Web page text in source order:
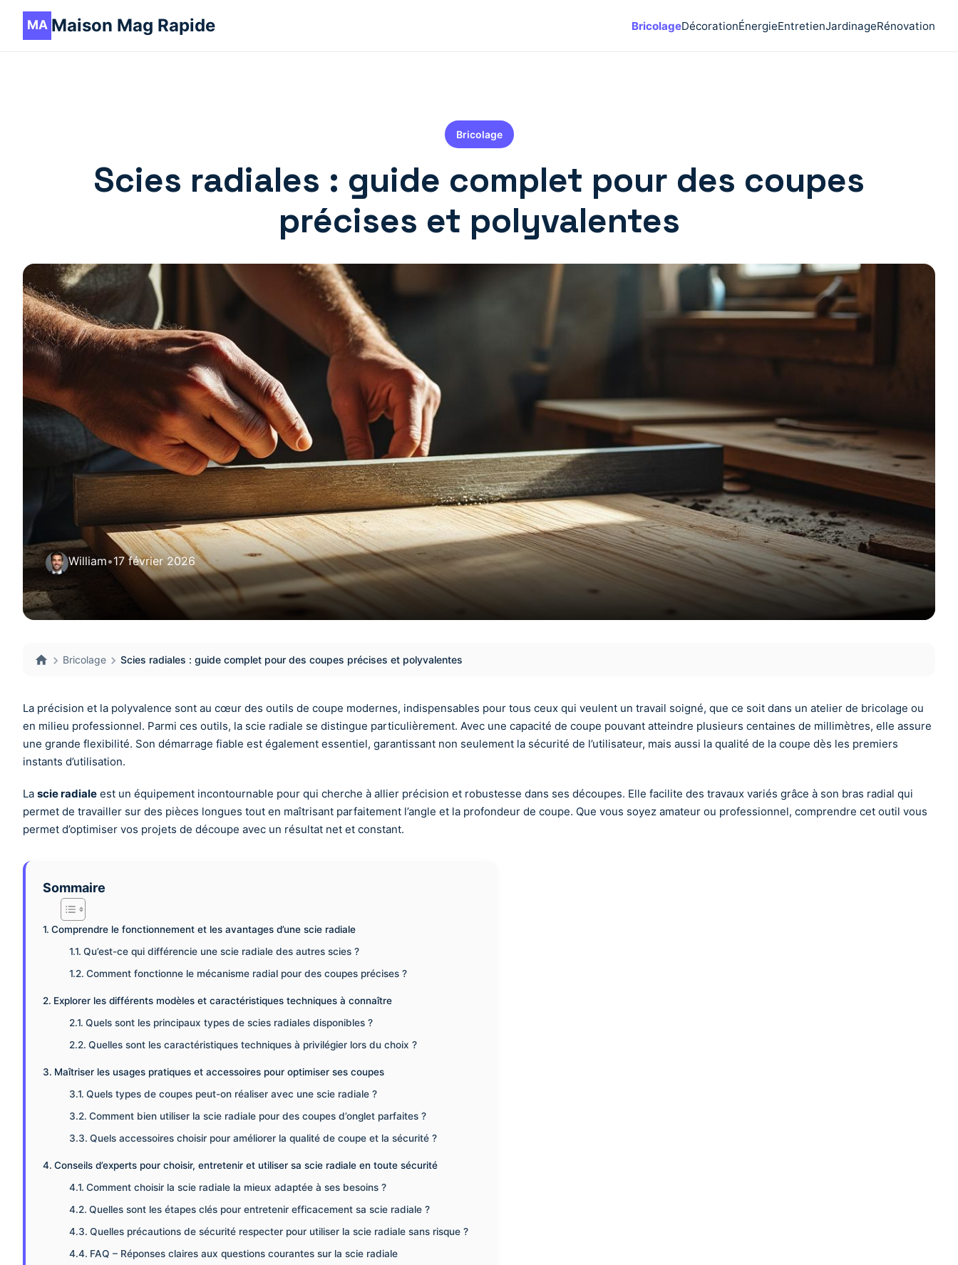
Maison Mag Rapide BricolageDécorationÉnergieEntretienJardinageRénovation
Bricolage
Scies radiales : guide complet pour des coupes
précises et polyvalentes
William•17 février 2026
Bricolage Scies radiales : guide complet pour des coupes précises et polyvalentes
La précision et la polyvalence sont au cœur des outils de coupe modernes, indispensables pour tous ceux qui veulent un travail soigné, que ce soit dans un atelier de bricolage ou
en milieu professionnel. Parmi ces outils, la scie radiale se distingue particulièrement. Avec une capacité de coupe pouvant atteindre plusieurs centaines de millimètres, elle assure
une grande flexibilité. Son démarrage fiable est également essentiel, garantissant non seulement la sécurité de l’utilisateur, mais aussi la qualité de la coupe dès les premiers
instants d’utilisation.
La scie radiale est un équipement incontournable pour qui cherche à allier précision et robustesse dans ses découpes. Elle facilite des travaux variés grâce à son bras radial qui
permet de travailler sur des pièces longues tout en maîtrisant parfaitement l’angle et la profondeur de coupe. Que vous soyez amateur ou professionnel, comprendre cet outil vous
permet d’optimiser vos projets de découpe avec un résultat net et constant.
Sommaire
Comprendre le fonctionnement et les avantages d’une scie radiale
Qu’est-ce qui différencie une scie radiale des autres scies ?
Comment fonctionne le mécanisme radial pour des coupes précises ?
Explorer les différents modèles et caractéristiques techniques à connaître
Quels sont les principaux types de scies radiales disponibles ?
Quelles sont les caractéristiques techniques à privilégier lors du choix ?
Maîtriser les usages pratiques et accessoires pour optimiser ses coupes
Quels types de coupes peut-on réaliser avec une scie radiale ?
Comment bien utiliser la scie radiale pour des coupes d’onglet parfaites ?
Quels accessoires choisir pour améliorer la qualité de coupe et la sécurité ?
Conseils d’experts pour choisir, entretenir et utiliser sa scie radiale en toute sécurité
Comment choisir la scie radiale la mieux adaptée à ses besoins ?
Quelles sont les étapes clés pour entretenir efficacement sa scie radiale ?
Quelles précautions de sécurité respecter pour utiliser la scie radiale sans risque ?
FAQ – Réponses claires aux questions courantes sur la scie radiale